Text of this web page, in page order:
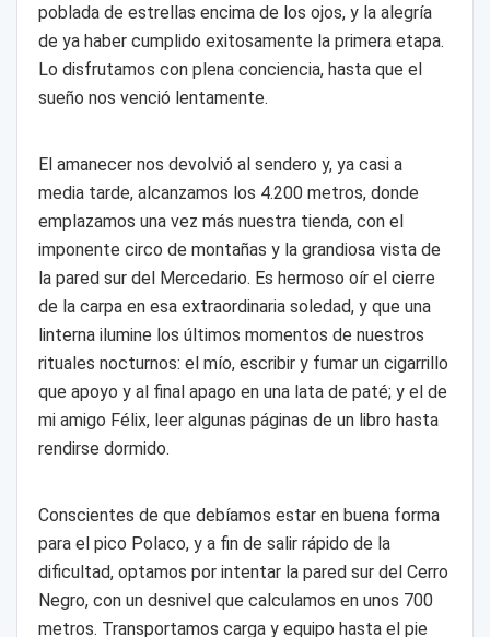
poblada de estrellas encima de los ojos, y la alegría
de ya haber cumplido exitosamente la primera etapa.
Lo disfrutamos con plena conciencia, hasta que el
sueño nos venció lentamente.
El amanecer nos devolvió al sendero y, ya casi a
media tarde, alcanzamos los 4.200 metros, donde
emplazamos una vez más nuestra tienda, con el
imponente circo de montañas y la grandiosa vista de
la pared sur del Mercedario. Es hermoso oír el cierre
de la carpa en esa extraordinaria soledad, y que una
linterna ilumine los últimos momentos de nuestros
rituales nocturnos: el mío, escribir y fumar un cigarrillo
que apoyo y al final apago en una lata de paté; y el de
mi amigo Félix, leer algunas páginas de un libro hasta
rendirse dormido.
Conscientes de que debíamos estar en buena forma
para el pico Polaco, y a fin de salir rápido de la
dificultad, optamos por intentar la pared sur del Cerro
Negro, con un desnivel que calculamos en unos 700
metros. Transportamos carga y equipo hasta el pie